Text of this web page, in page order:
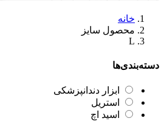
خانه
محصول سایز
L
دسته‌بندی‌ها
ابزار دندانپزشکی
استریل
اسید اچ